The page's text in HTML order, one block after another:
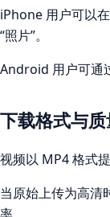
iPhone 用户可以
“照片”。
Android 用户可通
下载格式与
视频以 MP4 格式
当原始上传为高清